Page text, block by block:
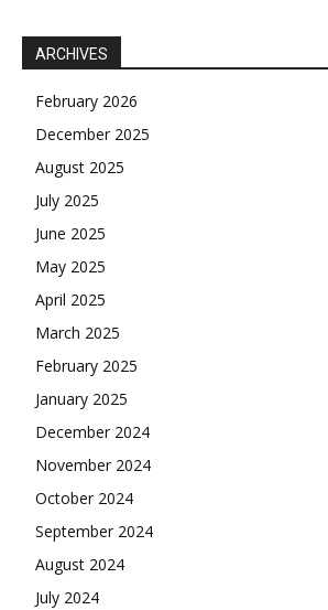
ARCHIVES
February 2026
December 2025
August 2025
July 2025
June 2025
May 2025
April 2025
March 2025
February 2025
January 2025
December 2024
November 2024
October 2024
September 2024
August 2024
July 2024